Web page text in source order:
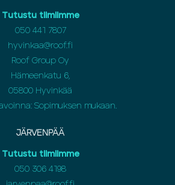
Tutustu tiimiimme
050 441 7807
hyvinkaa@roof.fi
Roof Group Oy
Hämeenkatu 6,
05800 Hyvinkää
avoinna: Sopimuksen mukaan.
JÄRVENPÄÄ
Tutustu tiimiimme
050 306 4198